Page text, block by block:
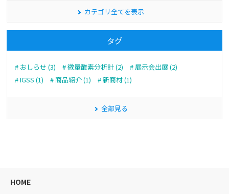
カテゴリ全てを表示
タグ
おしらせ (3) 微量酸素分析計 (2)
展示会出展 (2)
IGSS (1)
商品紹介 (1) 新商材 (1)
全部見る
HOME